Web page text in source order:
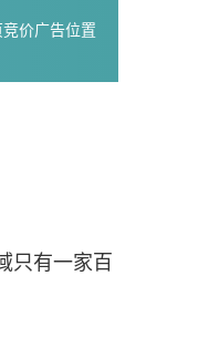
价广告位置
只有一家百